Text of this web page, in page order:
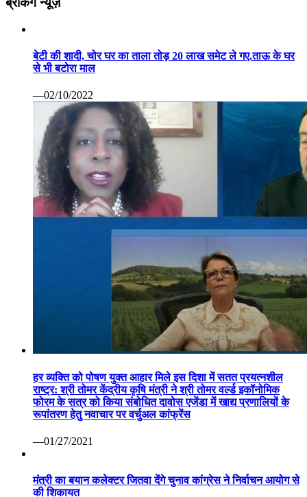
बेटी की शादी, चोर घर का ताला तोड़ 20 लाख समेट ले गए.ताऊ के घर
से भी बटोरा माल
—02/10/2022
हर व्यक्ति को पोषण युक्त आहार मिले इस दिशा में सतत प्रयत्नशील
राष्ट्र: श्री तोमर केंद्रीय कृषि मंत्री ने श्री तोमर वर्ल्ड इकॉनोमिक
फोरम के सत्र को किया संबोधित दावोस एजेंडा में खाद्य प्रणालियों के
रूपांतरण हेतु नवाचार पर वर्चुअल कांफ्रेंस
—01/27/2021
मंत्री का बयान कलेक्टर जितवा देंगे चुनाव कांग्रेस ने निर्वाचन आयोग से
की शिकायत